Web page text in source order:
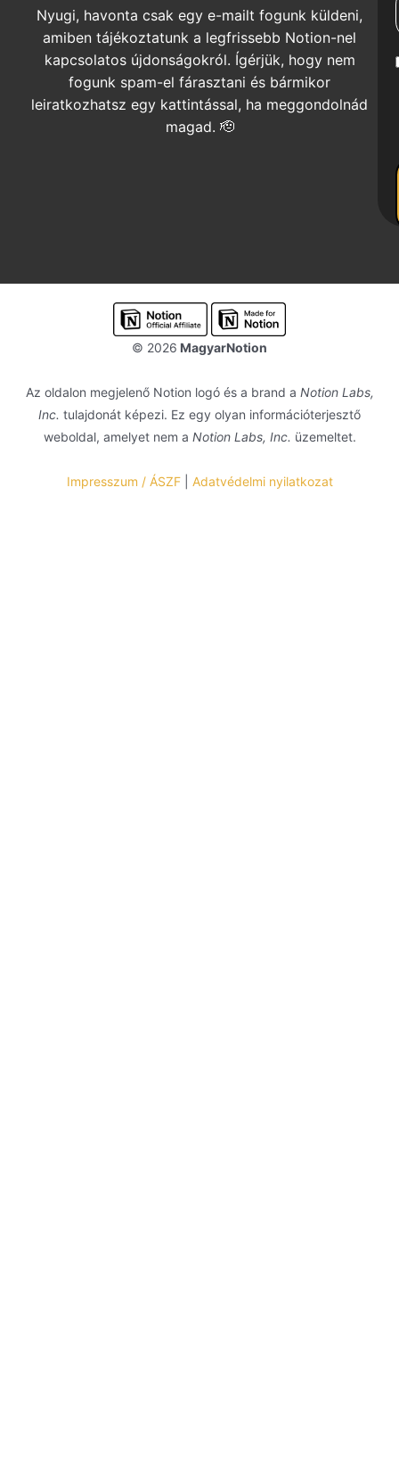
Nyugi, havonta csak egy e-mailt fogunk küldeni,
amiben tájékoztatunk a legfrissebb Notion-nel
kapcsolatos újdonságokról. Ígérjük, hogy nem
fogunk spam-el fárasztani és bármikor
leiratkozhatsz egy kattintással, ha meggondolnád
magad. 🫡
© 2026 MagyarNotion
Az oldalon megjelenő Notion logó és a brand a Notion Labs,
Inc. tulajdonát képezi. Ez egy olyan információterjesztő
weboldal, amelyet nem a Notion Labs, Inc. üzemeltet.
Impresszum / ÁSZF| Adatvédelmi nyilatkozat